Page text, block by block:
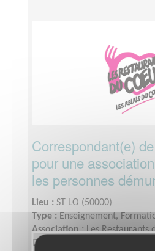
Correspondant(e)
pour une
les personnes
Lieu : ST LO (50000)
Type : Enseignement,
Association :Les Restaurants
Date :